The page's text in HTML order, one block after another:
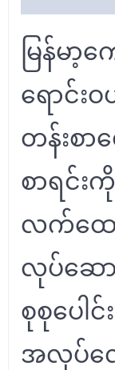
မြန်မာ့
ရောင်း
တန်းစာရ
စာရင်း
လက်ထေ
လုပ်ဆော
စုစုပေါ
အလုပ်လ